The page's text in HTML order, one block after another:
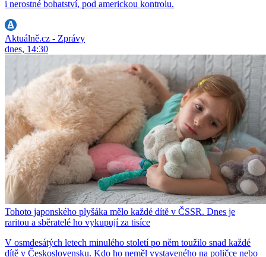
i nerostné bohatství, pod americkou kontrolu.
Aktuálně.cz - Zprávy
dnes, 14:30
Tohoto japonského plyšáka mělo každé dítě v ČSSR. Dnes je
raritou a sběratelé ho vykupují za tisíce
V osmdesátých letech minulého století po něm toužilo snad každé
dítě v Československu. Kdo ho neměl vystaveného na poličce nebo